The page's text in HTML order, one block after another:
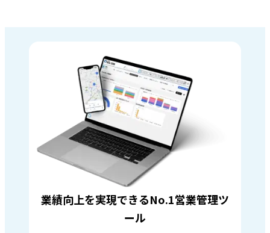
業績向上を実現できるNo.1営業管理ツ
ール